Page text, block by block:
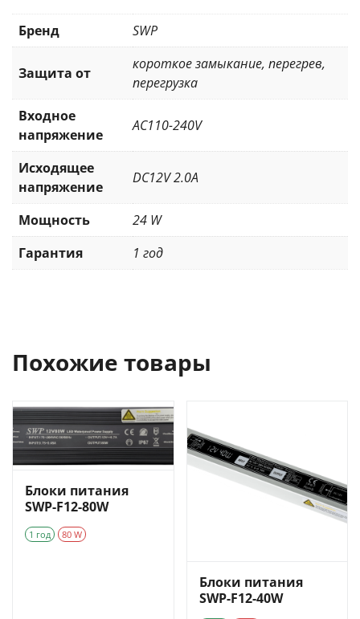
Бренд SWP
Защита от
короткое замыкание, перегрев,
перегрузка
Входное
напряжение
AC110-240V
Исходящее
напряжение
DC12V 2.0A
Мощность
24 W
Гарантия
1 год
Похожие товары
Блоки питания
SWP-F12-80W
1 год 80 W
Блоки питания
SWP-F12-40W